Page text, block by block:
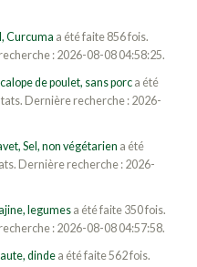
Curcuma a été faite 856 fois.
: 2026-08-08 04:58:25.
de poulet, sans porca été
Dernière recherche : 2026-
Sel, non végétarien a été
Dernière recherche : 2026-
legumesa été faite 350 fois.
: 2026-08-08 04:57:58.
dindea été faite 562 fois.